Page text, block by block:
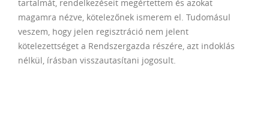
tartalmát, rendelkezéseit megértettem és azokat
magamra nézve, kötelezőnek ismerem el. Tudomásul
veszem, hogy jelen regisztráció nem jelent
kötelezettséget a Rendszergazda részére, azt indoklás
nélkül, írásban visszautasítani jogosult.